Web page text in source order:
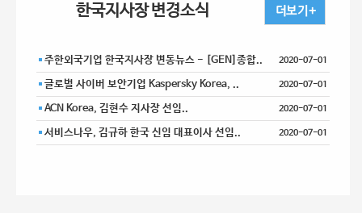
한국지사장 변경소식
주한외국기업 한국지사장 변동뉴스 - [GEN]종합.. 2020-07-01
글로벌 사이버 보안기업 Kaspersky Korea, .. 2020-07-01
ACN Korea, 김현수 지사장 선임.. 2020-07-01
서비스나우, 김규하 한국 신임 대표이사 선임.. 2020-07-01